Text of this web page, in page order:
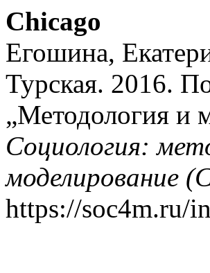
Chicago
Егошина,
Турская. 2016.
„Методология и
Социология:
моделирование
https://soc4m.ru/